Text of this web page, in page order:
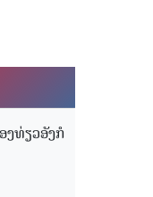
ງທ່ຽວອັງກໍ